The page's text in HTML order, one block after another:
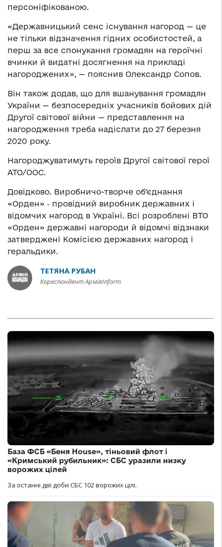
персоніфікованою.
«Державницький сенс існування нагород — це
не тільки відзначення гідних особистостей, а
перш за все спонукання громадян на героїчні
вчинки й видатні досягнення на прикладі
нагороджених», — пояснив Олександр Сопов.
Він також додав, що для вшанування громадян
України — безпосередніх учасників бойових дій
Другої світової війни — представлення на
нагородження треба надіслати до 27 березня
2020 року.
Нагороджуватимуть героїв Другої світової герої
АТО/ООС.
Довідково. Виробничо-творче об’єднання
«Орден» ‑ провідний виробник державних і
відомчих нагород в Україні. Всі розроблені ВТО
«Орден» державні нагороди й відомчі відзнаки
затверджені Комісією державних нагород і
геральдики.
ТЕТЯНА РУБАН
Кореспондент АрміяInform
База ФСБ «Беня House», тіньовий флот і
«Кримський рубильник»: СБС уразили низку
ворожих цілей
За останні дві доби СБС 102 ворожих цілі.